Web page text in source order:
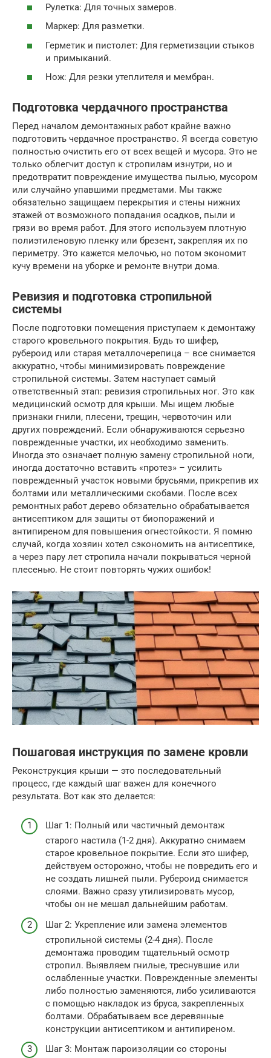
Рулетка: Для точных замеров.
Маркер: Для разметки.
Герметик и пистолет: Для герметизации стыков
и примыканий.
Нож: Для резки утеплителя и мембран.
Подготовка чердачного пространства
Перед началом демонтажных работ крайне важно
подготовить чердачное пространство. Я всегда советую
полностью очистить его от всех вещей и мусора. Это не
только облегчит доступ к стропилам изнутри, но и
предотвратит повреждение имущества пылью, мусором
или случайно упавшими предметами. Мы также
обязательно защищаем перекрытия и стены нижних
этажей от возможного попадания осадков, пыли и
грязи во время работ. Для этого используем плотную
полиэтиленовую пленку или брезент, закрепляя их по
периметру. Это кажется мелочью, но потом экономит
кучу времени на уборке и ремонте внутри дома.
Ревизия и подготовка стропильной
системы
После подготовки помещения приступаем к демонтажу
старого кровельного покрытия. Будь то шифер,
рубероид или старая металлочерепица – все снимается
аккуратно, чтобы минимизировать повреждение
стропильной системы. Затем наступает самый
ответственный этап: ревизия стропильных ног. Это как
медицинский осмотр для крыши. Мы ищем любые
признаки гнили, плесени, трещин, червоточин или
других повреждений. Если обнаруживаются серьезно
поврежденные участки, их необходимо заменить.
Иногда это означает полную замену стропильной ноги,
иногда достаточно вставить «протез» – усилить
поврежденный участок новыми брусьями, прикрепив их
болтами или металлическими скобами. После всех
ремонтных работ дерево обязательно обрабатывается
антисептиком для защиты от биопоражений и
антипиреном для повышения огнестойкости. Я помню
случай, когда хозяин хотел сэкономить на антисептике,
а через пару лет стропила начали покрываться черной
плесенью. Не стоит повторять чужих ошибок!
Пошаговая инструкция по замене кровли
Реконструкция крыши — это последовательный
процесс, где каждый шаг важен для конечного
результата. Вот как это делается:
Шаг 1: Полный или частичный демонтаж
старого настила (1-2 дня). Аккуратно снимаем
старое кровельное покрытие. Если это шифер,
действуем осторожно, чтобы не повредить его и
не создать лишней пыли. Рубероид снимается
слоями. Важно сразу утилизировать мусор,
чтобы он не мешал дальнейшим работам.
Шаг 2: Укрепление или замена элементов
стропильной системы (2-4 дня). После
демонтажа проводим тщательный осмотр
стропил. Выявляем гнилые, треснувшие или
ослабленные участки. Поврежденные элементы
либо полностью заменяются, либо усиливаются
с помощью накладок из бруса, закрепленных
болтами. Обрабатываем все деревянные
конструкции антисептиком и антипиреном.
Шаг 3: Монтаж пароизоляции со стороны